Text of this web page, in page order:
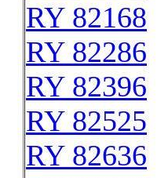
RY 82168
RY 82286
RY 82396
RY 82525
RY 82636